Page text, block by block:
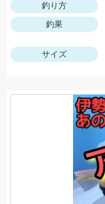
釣り方
釣果
サイズ